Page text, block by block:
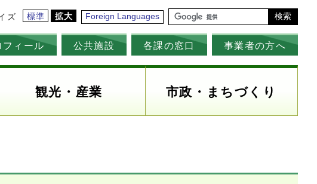
ズ 標準 拡大 Foreign Languages 検索
フィール 公共施設 各課の窓口 事業者の方へ
観光・産業 市政・まちづくり